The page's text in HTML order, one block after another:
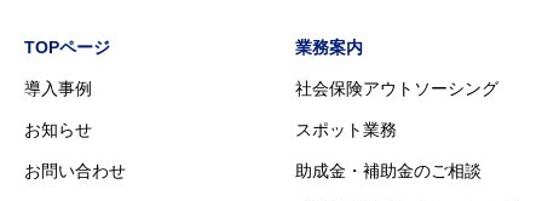
TOPページ
導入事例
お知らせ
お問い合わせ
業務案内
社会保険アウトソーシング
スポット業務
助成金・補助金のご相談